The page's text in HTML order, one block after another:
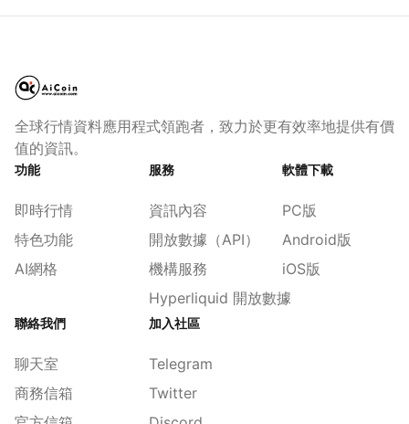
全球行情資料應用程式領跑者，致力於更有效率地提供有價
值的資訊。
功能
即時行情
特色功能
AI網格
服務
資訊內容
開放數據（API）
機構服務
Hyperliquid 開放數據
軟體下載
PC版
Android版
iOS版
聯絡我們
聊天室
商務信箱
加入社區
Telegram
Twitter